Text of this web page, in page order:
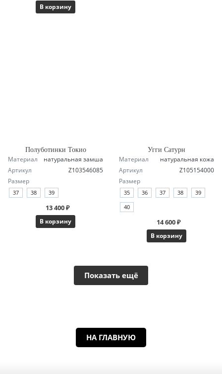
В корзину
Полуботинки Токио
Материал
натуральная замша
Артикул
Z103546085
Размер
37 38 39
13 400 ₽
В корзину
Угги Сатурн
Материал
натуральная кожа
Артикул
Z105154000
Размер
35 36 37 38
39
40
14 600 ₽
В корзину
Показать ещё
НА ГЛАВНУЮ